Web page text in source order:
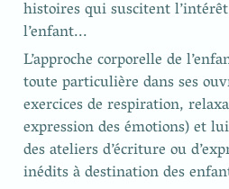
histoires qui suscitent
l’enfant...
L’approche corporelle de
toute particulière dans ses
exercices de respiration,
expression des émotions) et
des ateliers d’écriture ou
inédits à destination des